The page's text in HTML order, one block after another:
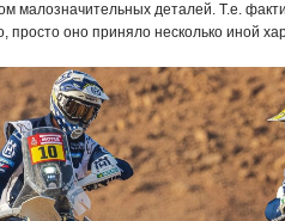
малозначительных деталей. Т.е.
просто оно приняло несколько иной